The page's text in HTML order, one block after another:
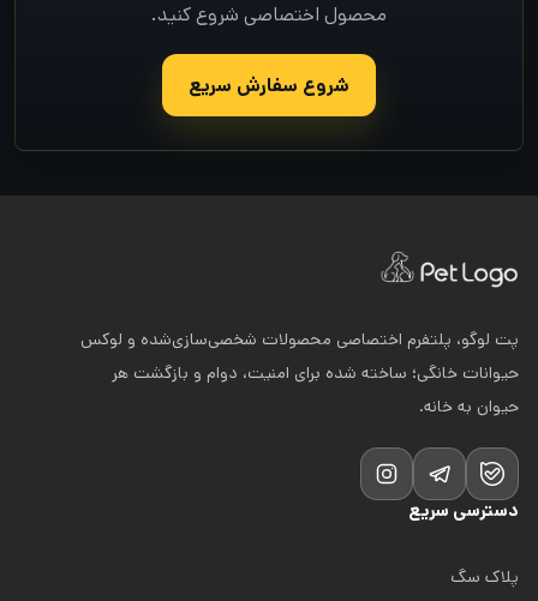
محصول اختصاصی شروع کنید.
شروع سفارش سریع
پت لوگو، پلتفرم اختصاصی محصولات شخصی‌سازی‌شده و لوکس
حیوانات خانگی؛ ساخته شده برای امنیت، دوام و بازگشت هر
حیوان به خانه.
دسترسی سریع
پلاک سگ